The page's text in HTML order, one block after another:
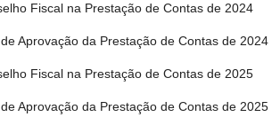
Fiscal na Prestação de Contas de 2024
Aprovação da Prestação de Contas de 2024
Fiscal na Prestação de Contas de 2025
Aprovação da Prestação de Contas de 2025